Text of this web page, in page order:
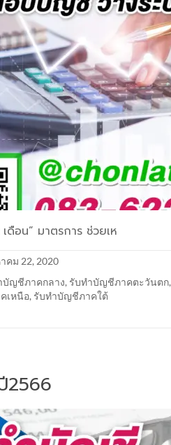
อน” มาตรการ ช่วยเห
คม 22, 2020
บัญชีภาคกลาง, รับทำบัญชีภาคตะวันตก,
เหนือ, รับทำบัญชีภาคใต้